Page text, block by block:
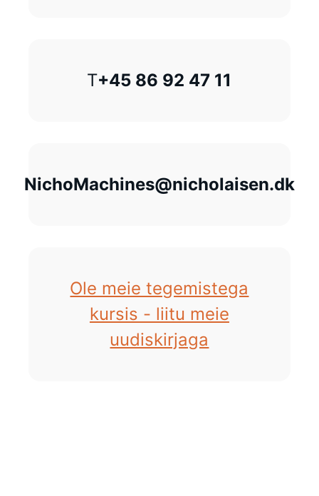
T+45 86 92 47 11
NichoMachines@nicholaisen.dk
Ole meie tegemistega
kursis - liitu meie
uudiskirjaga